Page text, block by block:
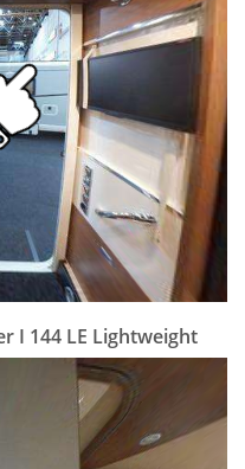
I 144 LE Lightweight